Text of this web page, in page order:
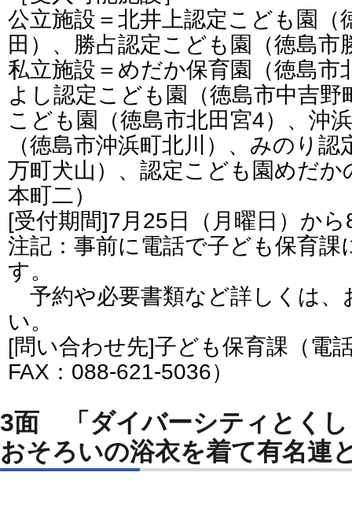
公立施設＝北井上認定こども園（
田）、勝占認定こども園（徳島市
私立施設＝めだか保育園（徳島市
よし認定こども園（徳島市中吉
こども園（徳島市北田宮4）、沖
（徳島市沖浜町北川）、みのり
万町犬山）、認定こども園めだ
本町二）
[受付期間]7月25日（月曜日）か
注記：事前に電話で子ども保育課
す。
予約や必要書類など詳しくは、
い。
[問い合わせ先]子ども保育課（電
FAX：088-621-5036）
3面 「ダイバーシティとく
おそろいの浴衣を着て有名連